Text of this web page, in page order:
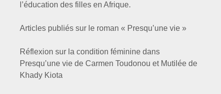
l’éducation des filles en Afrique.
Articles publiés sur le roman « Presqu’une vie »
Réflexion sur la condition féminine dans
Presqu’une vie de Carmen Toudonou et Mutilée de
Khady Kiota